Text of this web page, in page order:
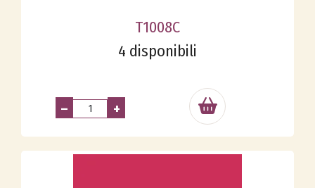
T1008C
4 disponibili
– +